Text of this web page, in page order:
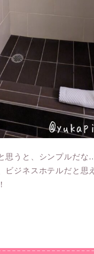
思うと、シンプルだな
ビジネスホテルだと思